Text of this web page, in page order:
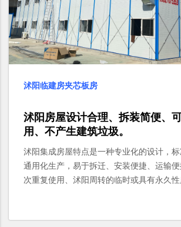
沭阳临建房夹芯板房
沭阳房屋设计合理、拆装简便、
用、不产生建筑垃圾。
沭阳集成房屋特点是一种专业化的设计，标
通用化生产，易于拆迁、安装便捷、运输
次重复使用、沭阳周转的临时或具有永久性